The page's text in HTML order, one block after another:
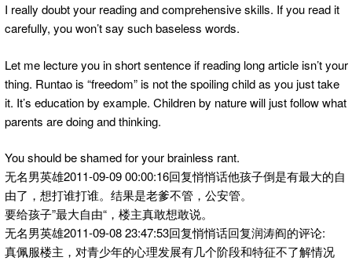
I really doubt your reading and comprehensive skills. If you read it
carefully, you won’t say such baseless words.
Let me lecture you in short sentence if reading long article isn’t your
thing. Runtao is “freedom” is not the spoiling child as you just take
it. It’s education by example. Children by nature will just follow what
parents are doing and thinking.
You should be shamed for your brainless rant.
无名男英雄2011-09-09 00:00:16回复悄悄话他孩子倒是有最大的自
由了，想打谁打谁。结果是老爹不管，公安管。
要给孩子”最大自由“，楼主真敢想敢说。
无名男英雄2011-09-08 23:47:53回复悄悄话回复润涛阎的评论:
真佩服楼主，对青少年的心理发展有几个阶段和特征不了解情况